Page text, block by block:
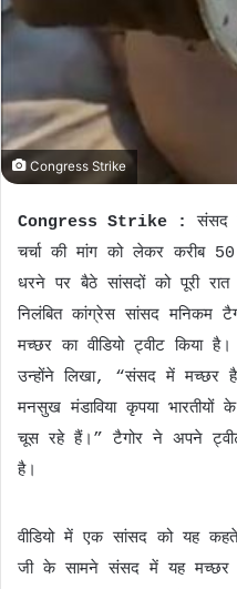
Congress Strike
Congress Strike :
संसद
चर्चा की मांग को लेकर करीब
धरने पर बैठे सांसदों को पूरी
निलंबित कांग्रेस सांसद मनिकम
मच्छर का वीडियो ट्वीट किया है।
उन्होंने लिखा, “संसद में मच्छर
मनसुख मंडाविया कृपया
चूस रहे हैं।” टैगोर ने अपने
है।
वीडियो में एक सांसद को यह
जी के सामने संसद में यह